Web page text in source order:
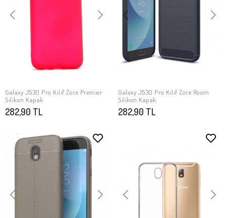
SEPETE EKLE
Galaxy J530 Pro Kılıf Zore Premier
Silikon Kapak
282,90 TL
SEPETE EKLE
Galaxy J530 Pro Kılıf Zore Room
Silikon Kapak
282,90 TL